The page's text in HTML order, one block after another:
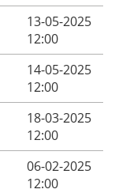
13-05-2025
12:00
14-05-2025
12:00
18-03-2025
12:00
06-02-2025
12:00